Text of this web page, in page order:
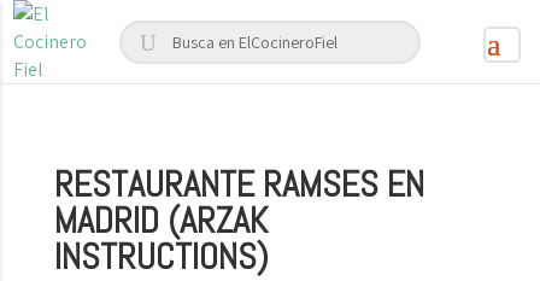
RESTAURANTE RAMSES EN
MADRID (ARZAK
INSTRUCTIONS)